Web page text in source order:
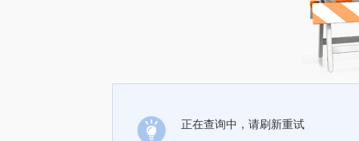
正在查询中，请刷新重试